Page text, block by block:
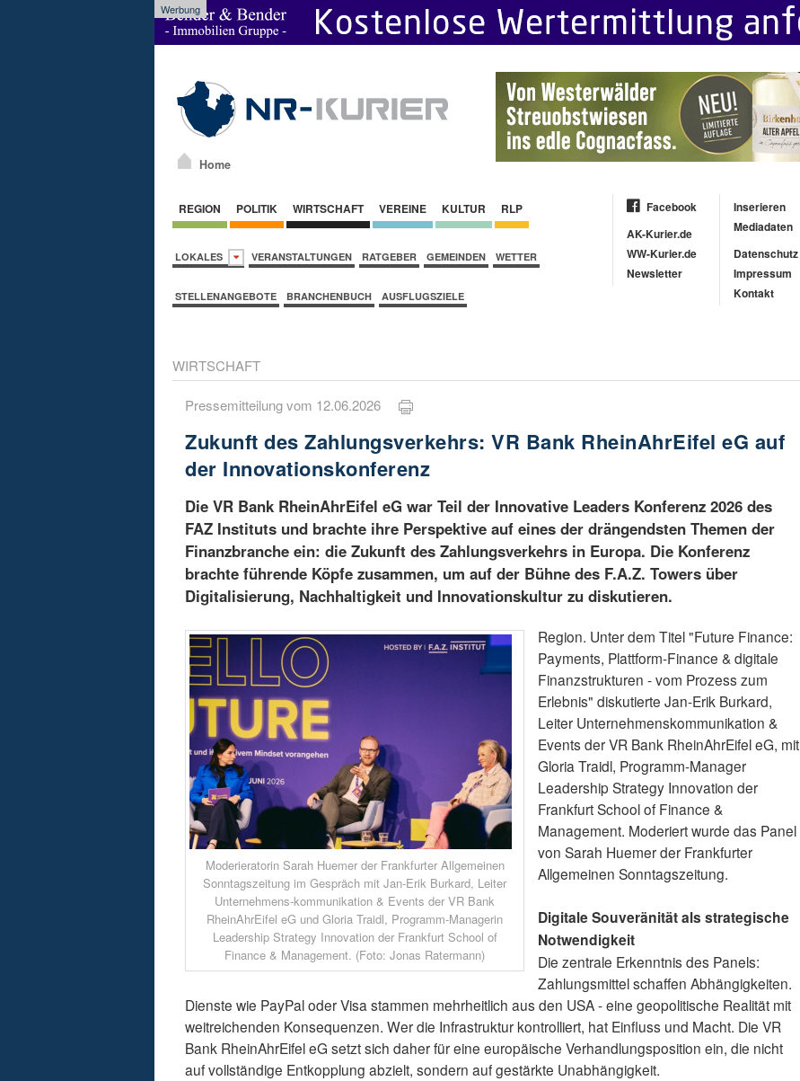
Werbung
Home
REGION POLITIK WIRTSCHAFT VEREINE KULTUR RLP
LOKALES VERANSTALTUNGEN RATGEBER GEMEINDEN WETTER
STELLENANGEBOTE BRANCHENBUCH AUSFLUGSZIELE
Facebook
AK-Kurier.de
WW-Kurier.de
Newsletter
Inserieren
Mediadaten
Datenschutz
Impressum
Kontakt
WIRTSCHAFT
Pressemitteilung vom 12.06.2026
Zukunft des Zahlungsverkehrs: VR Bank RheinAhrEifel eG auf
der Innovationskonferenz
Die VR Bank RheinAhrEifel eG war Teil der Innovative Leaders Konferenz 2026 des
FAZ Instituts und brachte ihre Perspektive auf eines der drängendsten Themen der
Finanzbranche ein: die Zukunft des Zahlungsverkehrs in Europa. Die Konferenz
brachte führende Köpfe zusammen, um auf der Bühne des F.A.Z. Towers über
Digitalisierung, Nachhaltigkeit und Innovationskultur zu diskutieren.
Moderieratorin Sarah Huemer der Frankfurter Allgemeinen
Sonntagszeitung im Gespräch mit Jan-Erik Burkard, Leiter
Unternehmens-kommunikation & Events der VR Bank
RheinAhrEifel eG und Gloria Traidl, Programm-Managerin
Leadership Strategy Innovation der Frankfurt School of
Finance & Management. (Foto: Jonas Ratermann)
Region. Unter dem Titel "Future Finance:
Payments, Plattform-Finance & digitale
Finanzstrukturen - vom Prozess zum
Erlebnis" diskutierte Jan-Erik Burkard,
Leiter Unternehmenskommunikation &
Events der VR Bank RheinAhrEifel eG, mit
Gloria Traidl, Programm-Manager
Leadership Strategy Innovation der
Frankfurt School of Finance &
Management. Moderiert wurde das Panel
von Sarah Huemer der Frankfurter
Allgemeinen Sonntagszeitung.
Digitale Souveränität als strategische
Notwendigkeit
Die zentrale Erkenntnis des Panels:
Zahlungsmittel schaffen Abhängigkeiten.
Dienste wie PayPal oder Visa stammen mehrheitlich aus den USA - eine geopolitische Realität mit
weitreichenden Konsequenzen. Wer die Infrastruktur kontrolliert, hat Einfluss und Macht. Die VR
Bank RheinAhrEifel eG setzt sich daher für eine europäische Verhandlungsposition ein, die nicht
auf vollständige Entkopplung abzielt, sondern auf gestärkte Unabhängigkeit.